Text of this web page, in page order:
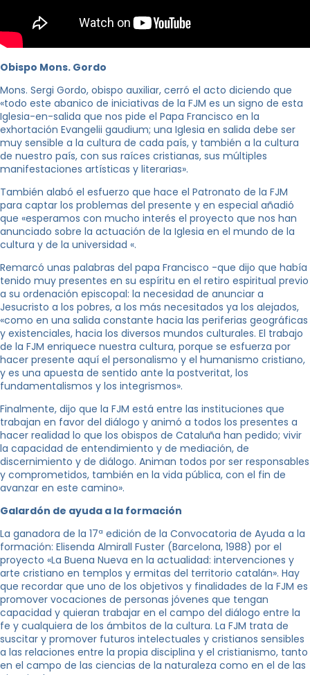
Obispo Mons. Gordo
Mons. Sergi Gordo, obispo auxiliar, cerró el acto diciendo que
«todo este abanico de iniciativas de la FJM es un signo de esta
Iglesia-en-salida que nos pide el Papa Francisco en la
exhortación Evangelii gaudium; una Iglesia en salida debe ser
muy sensible a la cultura de cada país, y también a la cultura
de nuestro país, con sus raíces cristianas, sus múltiples
manifestaciones artísticas y literarias».
También alabó el esfuerzo que hace el Patronato de la FJM
para captar los problemas del presente y en especial añadió
que «esperamos con mucho interés el proyecto que nos han
anunciado sobre la actuación de la Iglesia en el mundo de la
cultura y de la universidad «.
Remarcó unas palabras del papa Francisco -que dijo que había
tenido muy presentes en su espíritu en el retiro espiritual previo
a su ordenación episcopal: la necesidad de anunciar a
Jesucristo a los pobres, a los más necesitados ya los alejados,
«como en una salida constante hacia las periferias geográficas
y existenciales, hacia los diversos mundos culturales. El trabajo
de la FJM enriquece nuestra cultura, porque se esfuerza por
hacer presente aquí el personalismo y el humanismo cristiano,
y es una apuesta de sentido ante la postveritat, los
fundamentalismos y los integrismos».
Finalmente, dijo que la FJM está entre las instituciones que
trabajan en favor del diálogo y animó a todos los presentes a
hacer realidad lo que los obispos de Cataluña han pedido; vivir
la capacidad de entendimiento y de mediación, de
discernimiento y de diálogo. Animan todos por ser responsables
y comprometidos, también en la vida pública, con el fin de
avanzar en este camino».
Galardón de ayuda a la formación
La ganadora de la 17ª edición de la Convocatoria de Ayuda a la
formación: Elisenda Almirall Fuster (Barcelona, ​​1988) por el
proyecto «La Buena Nueva en la actualidad: intervenciones y
arte cristiano en templos y ermitas del territorio catalán». Hay
que recordar que uno de los objetivos y finalidades de la FJM es
promover vocaciones de personas jóvenes que tengan
capacidad y quieran trabajar en el campo del diálogo entre la
fe y cualquiera de los ámbitos de la cultura. La FJM trata de
suscitar y promover futuros intelectuales y cristianos sensibles
a las relaciones entre la propia disciplina y el cristianismo, tanto
en el campo de las ciencias de la naturaleza como en el de las